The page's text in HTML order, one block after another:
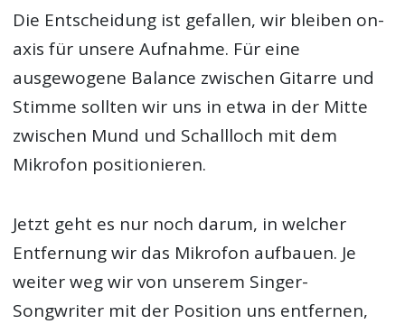
Die Entscheidung ist gefallen, wir bleiben on-
axis für unsere Aufnahme. Für eine
ausgewogene Balance zwischen Gitarre und
Stimme sollten wir uns in etwa in der Mitte
zwischen Mund und Schallloch mit dem
Mikrofon positionieren.
Jetzt geht es nur noch darum, in welcher
Entfernung wir das Mikrofon aufbauen. Je
weiter weg wir von unserem Singer-
Songwriter mit der Position uns entfernen,